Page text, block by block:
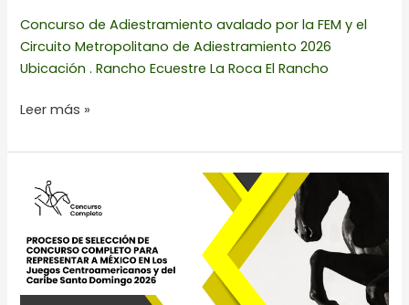
Concurso de Adiestramiento avalado por la FEM y el
Circuito Metropolitano de Adiestramiento 2026
Ubicación . Rancho Ecuestre La Roca El Rancho
Leer más »
DE
SELECCIÓN
CONCURSO
COMPLETO
PARA